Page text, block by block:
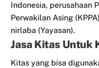
Indonesia, perusahaan
Perwakilan Asing
nirlaba (Yayasan).
Jasa Kitas Untuk
Kitas yang bisa